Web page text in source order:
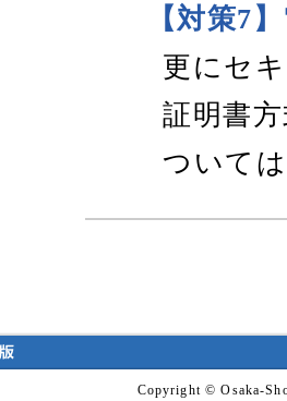
【対策7
更にセ
証明書
ついては
Copyright © Osaka-